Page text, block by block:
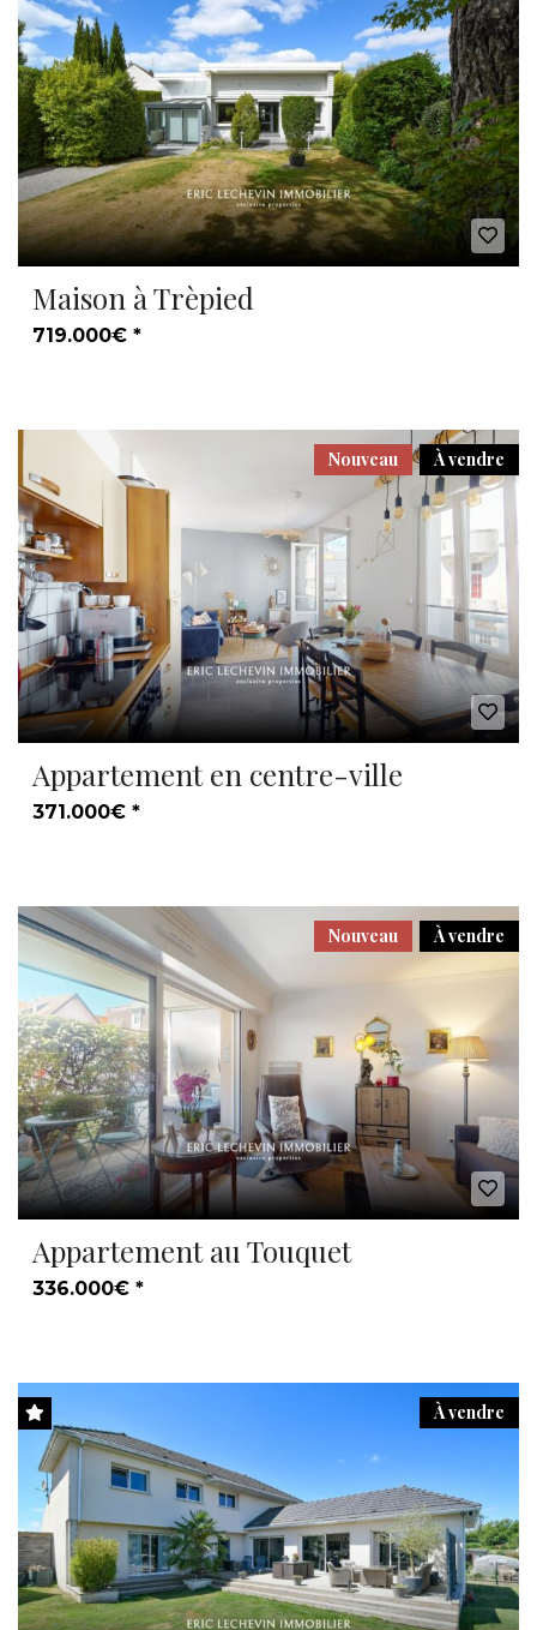
Maison à Trèpied
719.000€ *
À vendre
Nouveau
Appartement en centre-ville
371.000€ *
À vendre
Nouveau
Appartement au Touquet
336.000€ *
À vendre